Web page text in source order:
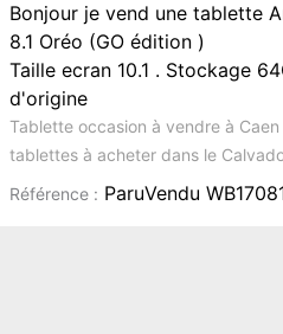
Bonjour je vend une tablette
8.1 Oréo (GO édition )
Taille ecran 10.1 . Stockage
d'origine
Tablette occasion à vendre à
tablettes à acheter dans le
Référence : ParuVendu